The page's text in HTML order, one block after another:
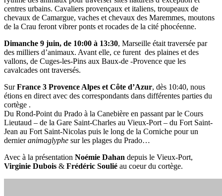
centres urbains. Cavaliers provençaux et italiens, troupeaux de
chevaux de Camargue, vaches et chevaux des Maremmes, moutons
de la Crau feront vibrer ponts et rocades de la cité phocéenne.
Dimanche 9 juin, de 10:00 à 13:30, Marseille était traversée par
des milliers d’animaux. Avant elle, ce furent des plaines et des
vallons, de Cuges-les-Pins aux Baux-de -Provence que les
cavalcades ont traversés.
SurFrance 3 Provence Alpes et Côte d’Azur, dès 10:40, nous
étions en direct avec des correspondants dans différentes parties du
cortège .
Du Rond-Point du Prado à la Canebière en passant par le Cours
Lieutaud – de la Gare Saint-Charles au Vieux-Port – du Fort Saint-
Jean au Fort Saint-Nicolas puis le long de la Corniche pour un
dernieranimaglyphe sur les plages du Prado…
Avec à la présentation Noémie Dahan depuis le Vieux-Port,
Virginie Dubois & Frédéric Soulié au coeur du cortège.